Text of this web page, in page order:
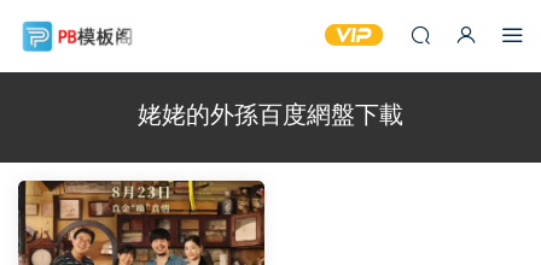
姥姥的外孫百度網盤下載